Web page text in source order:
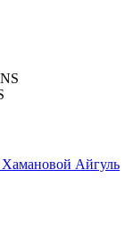
Айгуль